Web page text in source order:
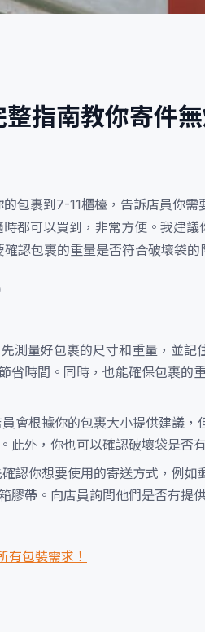
指南教你寄件無
包裹到7-11櫃檯，告訴店員你
都可以買到，非常方便。我建
認包裹的重量是否符合破壞袋
測量好包裹的尺寸和重量，並
省時間。同時，也能確保包裹的
會根據你的包裹大小提供建議
此外，你也可以確認破壞袋是否
認你想要使用的寄送方式，例
膠帶。向店員詢問他們是否有提
有包裝需求！